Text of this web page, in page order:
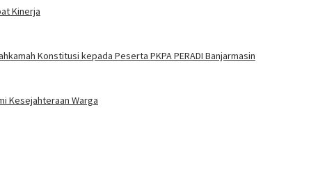
Kinerja
Konstitusi kepada Peserta PKPA PERADI Banjarmasin
Kesejahteraan Warga